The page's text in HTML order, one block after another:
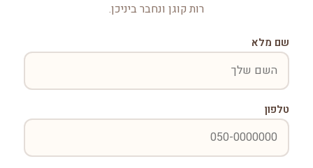
רות קוגן ונחבר ביניכן.
שם מלא
טלפון